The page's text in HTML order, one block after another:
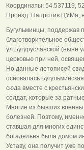
Координаты: 54.537119,
Проезд: Напротив ЦУМа,
Бугульминцы, поддержав
благотворительное
ул.Бугурусланской (ныне
церковью при ней,
Но данные летописей
основалась
сюда вместе с
солдат, которые за
Многие из бывших
болезней. Поэтому,
ставшая для многих
богадельня была домом
Уставу, она получит уже